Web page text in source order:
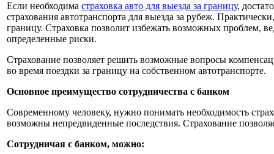
Если необходима страховка авто для выезда за границу,
страхования автотранспорта для выезда за рубеж.
границу. Страховка позволит избежать возможных проблем,
определенные риски.
Страхование позволяет решить возможные вопросы
во время поездки за границу на собственном автотранспорте.
Основное преимущество сотрудничества с банком
Современному человеку, нужно понимать необходимость
возможны непредвиденные последствия. Страхование
Сотрудничая с банком, можно: